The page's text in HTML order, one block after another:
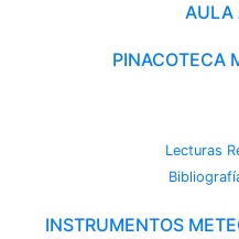
AULA
PINACOTECA
Lecturas
INSTRUMENTOS